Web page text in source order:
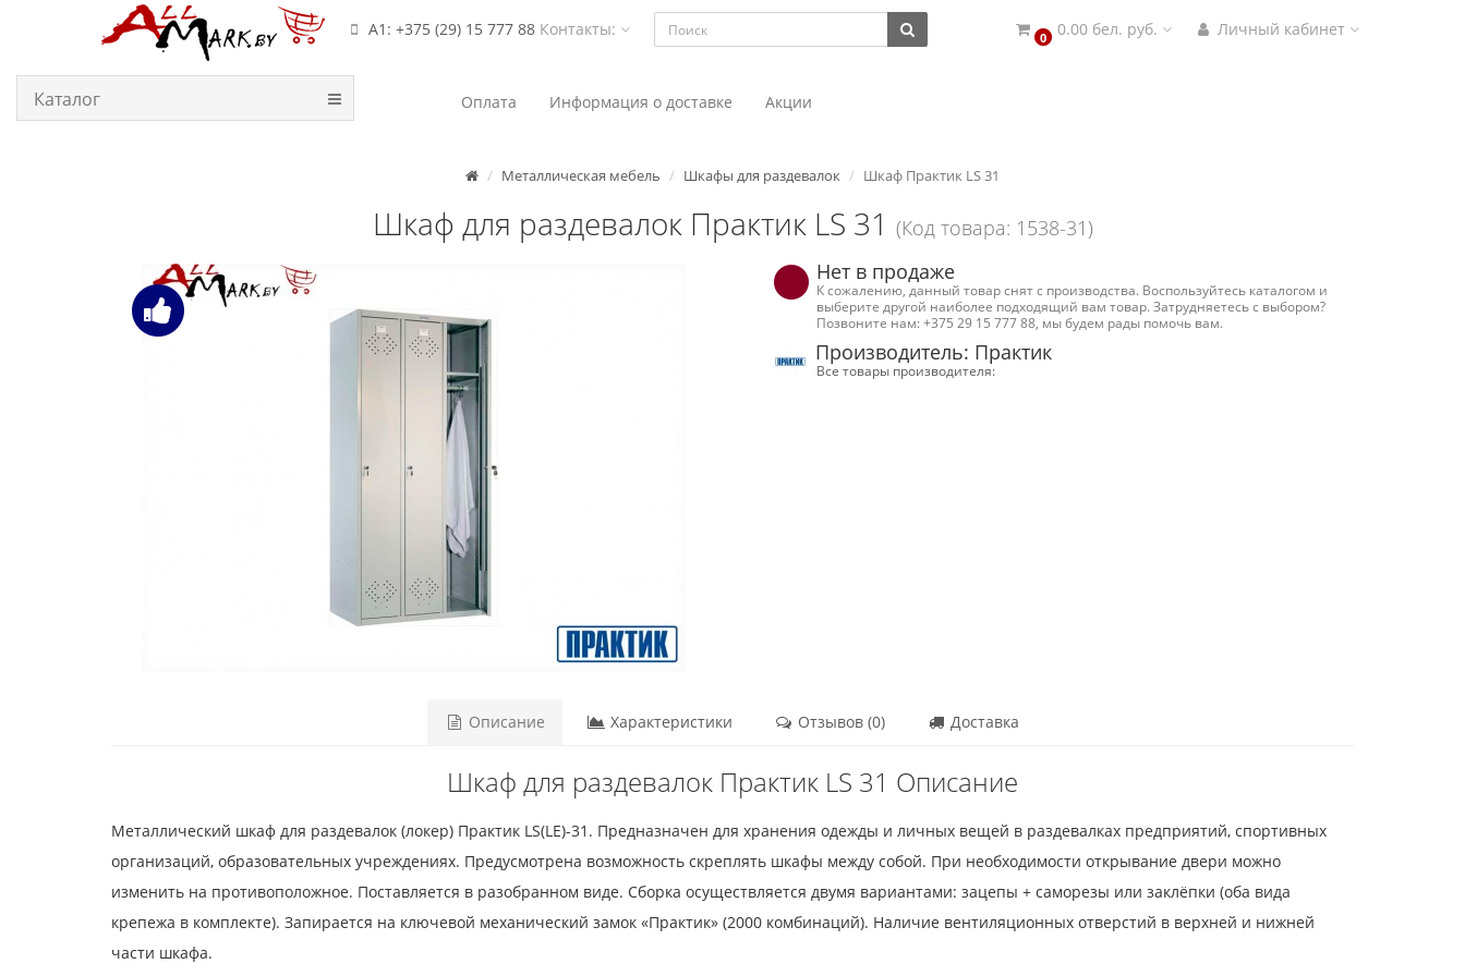
А1: +375 (29) 15 777 88 Контакты: 0 0.00 бел. руб. Личный кабинет
Каталог Оплата Информация о доставке Акции
Металлическая мебель Шкафы для раздевалок Шкаф Практик LS 31
Шкаф для раздевалок Практик LS 31 (Код товара: 1538-31)
Нет в продаже
К сожалению, данный товар снят с производства. Воспользуйтесь каталогом и
выберите другой наиболее подходящий вам товар. Затрудняетесь с выбором?
Позвоните нам: +375 29 15 777 88, мы будем рады помочь вам.
Производитель: Практик
Все товары производителя:
Описание Характеристики Отзывов (0) Доставка
Шкаф для раздевалок Практик LS 31 Описание
Металлический шкаф для раздевалок (локер) Практик LS(LE)-31. Предназначен для хранения одежды и личных вещей в раздевалках предприятий, спортивных
организаций, образовательных учреждениях. Предусмотрена возможность скреплять шкафы между собой. При необходимости открывание двери можно
изменить на противоположное. Поставляется в разобранном виде. Сборка осуществляется двумя вариантами: зацепы + саморезы или заклёпки (оба вида
крепежа в комплекте). Запирается на ключевой механический замок «Практик» (2000 комбинаций). Наличие вентиляционных отверстий в верхней и нижней
части шкафа.